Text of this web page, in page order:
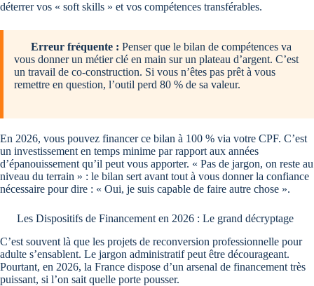
déterrer vos « soft skills » et vos compétences transférables.
Erreur fréquente : Penser que le bilan de compétences va
vous donner un métier clé en main sur un plateau d’argent. C’est
un travail de co-construction. Si vous n’êtes pas prêt à vous
remettre en question, l’outil perd 80 % de sa valeur.
En 2026, vous pouvez financer ce bilan à 100 % via votre CPF. C’est
un investissement en temps minime par rapport aux années
d’épanouissement qu’il peut vous apporter. « Pas de jargon, on reste au
niveau du terrain » : le bilan sert avant tout à vous donner la confiance
nécessaire pour dire : « Oui, je suis capable de faire autre chose ».
Les Dispositifs de Financement en 2026 : Le grand décryptage
C’est souvent là que les projets de reconversion professionnelle pour
adulte s’ensablent. Le jargon administratif peut être décourageant.
Pourtant, en 2026, la France dispose d’un arsenal de financement très
puissant, si l’on sait quelle porte pousser.